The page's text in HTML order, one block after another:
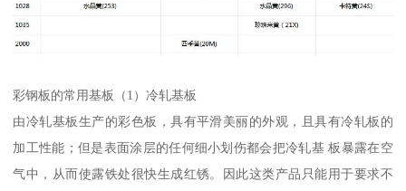
彩钢板的常用基板（1）冷轧基板
由冷轧基板生产的彩色板，具有平滑美丽的外观，且具有冷轧板的
加工性能；但是表面涂层的任何细小划伤都会把冷轧基 板暴露在空
气中，从而使露铁处很快生成红锈。因此这类产品只能用于要求不